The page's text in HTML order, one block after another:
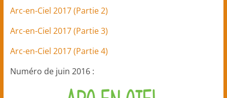
Arc-en-Ciel 2017 (Partie 2)
Arc-en-Ciel 2017 (Partie 3)
Arc-en-Ciel 2017 (Partie 4)
Numéro de juin 2016 :